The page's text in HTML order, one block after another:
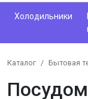
Холодильники
Каталог Бытовая